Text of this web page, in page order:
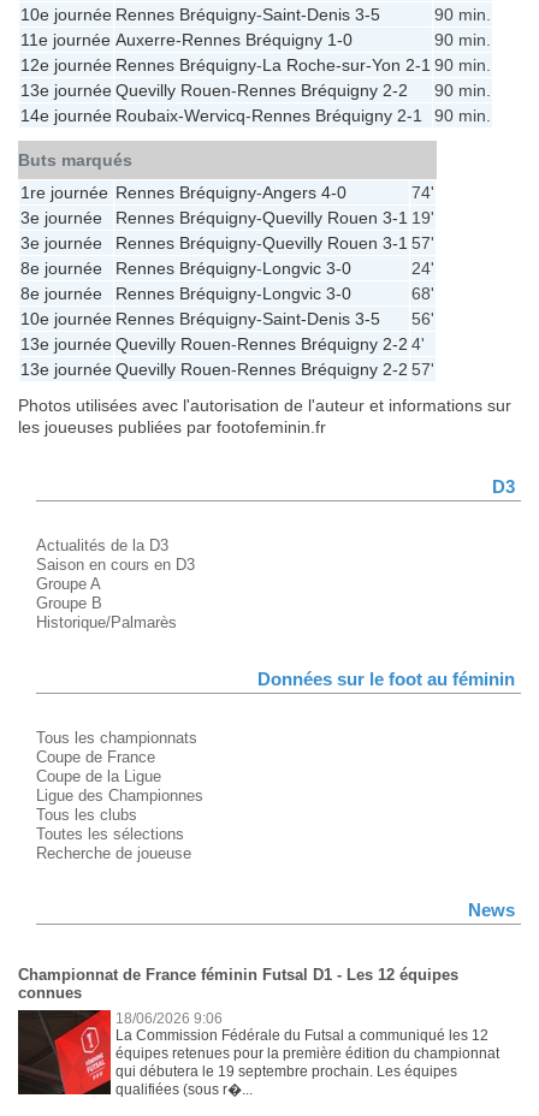
10e journée Rennes Bréquigny-Saint-Denis 3-5
90 min.
11e journée Auxerre-Rennes Bréquigny 1-0
90 min.
12e journée Rennes Bréquigny-La Roche-sur-Yon 2-1 90 min.
13e journéeQuevilly Rouen-Rennes Bréquigny 2-2
90 min.
14e journée Roubaix-Wervicq-Rennes Bréquigny 2-1 90 min.
Buts marqués
1re journée Rennes Bréquigny-Angers 4-0
74'
3e journée
Rennes Bréquigny-Quevilly Rouen 3-1 19'
3e journée
Rennes Bréquigny-Quevilly Rouen 3-1 57'
8e journée
Rennes Bréquigny-Longvic 3-0
24'
8e journée
Rennes Bréquigny-Longvic 3-0
68'
10e journée Rennes Bréquigny-Saint-Denis 3-5
56'
13e journéeQuevilly Rouen-Rennes Bréquigny 2-2 4'
13e journéeQuevilly Rouen-Rennes Bréquigny 2-2 57'
Photos utilisées avec l'autorisation de l'auteur et informations sur
les joueuses publiées par footofeminin.fr
D3
Actualités de la D3
Saison en cours en D3
Groupe A
Groupe B
Historique/Palmarès
Données sur le foot au féminin
Tous les championnats
Coupe de France
Coupe de la Ligue
Ligue des Championnes
Tous les clubs
Toutes les sélections
Recherche de joueuse
News
Championnat de France féminin Futsal D1 - Les 12 équipes
connues
18/06/2026 9:06
La Commission Fédérale du Futsal a communiqué les 12
équipes retenues pour la première édition du championnat
qui débutera le 19 septembre prochain. Les équipes
qualifiées (sous r�...